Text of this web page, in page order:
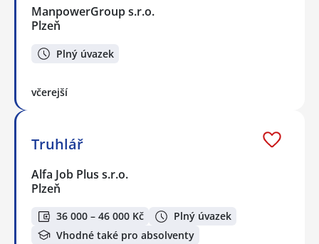
ManpowerGroup s.r.o.
Plzeň
Plný úvazek
včerejší
Truhlář
Alfa Job Plus s.r.o.
Plzeň
36 000 – 46 000 Kč
Plný úvazek
Vhodné také pro absolventy